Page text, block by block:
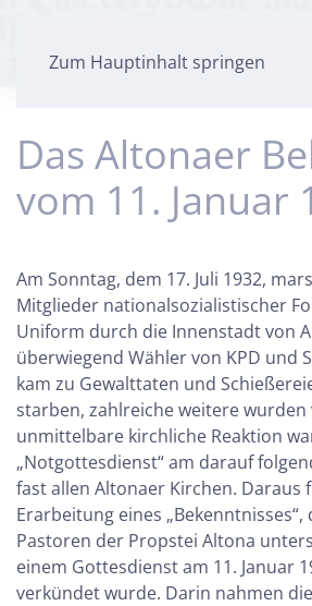
Zum Hauptinhalt springen
Das Altonaer
vom 11. Januar
Am Sonntag, dem 17. Juli 1932,
Mitglieder nationalsozialistischer
Uniform durch die Innenstadt von
überwiegend Wähler von KPD und
kam zu Gewalttaten und
starben, zahlreiche weitere
unmittelbare kirchliche Reaktion
„Notgottesdienst“ am darauf
fast allen Altonaer Kirchen. Daraus
Erarbeitung eines „Bekenntnisses“,
Pastoren der Propstei Altona
einem Gottesdienst am 11. Januar
verkündet wurde. Darin nahmen